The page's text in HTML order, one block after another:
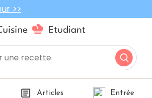
>>
Articles Entrée